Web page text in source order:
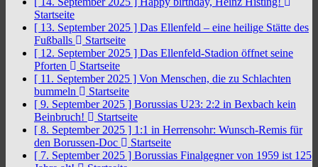
Startseite
[ 13. September 2025 ] Das Ellenfeld – eine heilige Stätte des
Fußballs
Startseite
[ 12. September 2025 ] Das Ellenfeld-Stadion öffnet seine
Pforten
Startseite
[ 11. September 2025 ] Von Menschen, die zu Schlachten
bummeln
Startseite
[ 9. September 2025 ] Borussias U23: 2:2 in Bexbach kein
Beinbruch!
Startseite
[ 8. September 2025 ] 1:1 in Herrensohr: Wunsch-Remis für
den Borussen-Doc
Startseite
[ 7. September 2025 ] Borussias Finalgegner von 1959 ist 125